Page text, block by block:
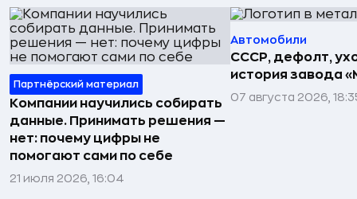
Партнёрский материал
Компании научились собирать
данные. Принимать решения —
нет: почему цифры не
помогают сами по себе
21 июля 2026, 16:04
Автомобили
СССР, дефолт,
история завода
07 августа 2026,